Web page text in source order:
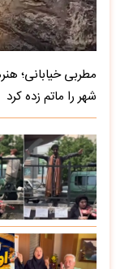
مطربی خیابانی؛
شهر را ماتم زده کرد